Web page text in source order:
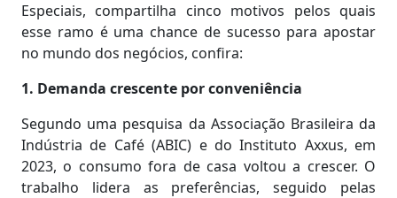
Especiais, compartilha cinco motivos pelos quais
esse ramo é uma chance de sucesso para apostar
no mundo dos negócios, confira:
1. Demanda crescente por conveniência
Segundo uma pesquisa da Associação Brasileira da
Indústria de Café (ABIC) e do Instituto Axxus, em
2023, o consumo fora de casa voltou a crescer. O
trabalho lidera as preferências, seguido pelas